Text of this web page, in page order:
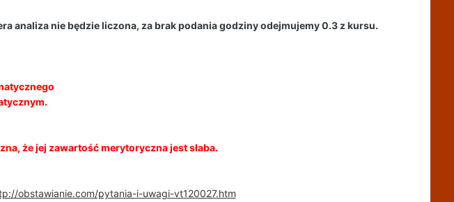
analiza nie będzie liczona, za brak podania godziny odejmujemy 0.3 z kursu.
że jej zawartość merytoryczna jest słaba.
obstawianie.com/pytania-i-uwagi-vt120027.htm